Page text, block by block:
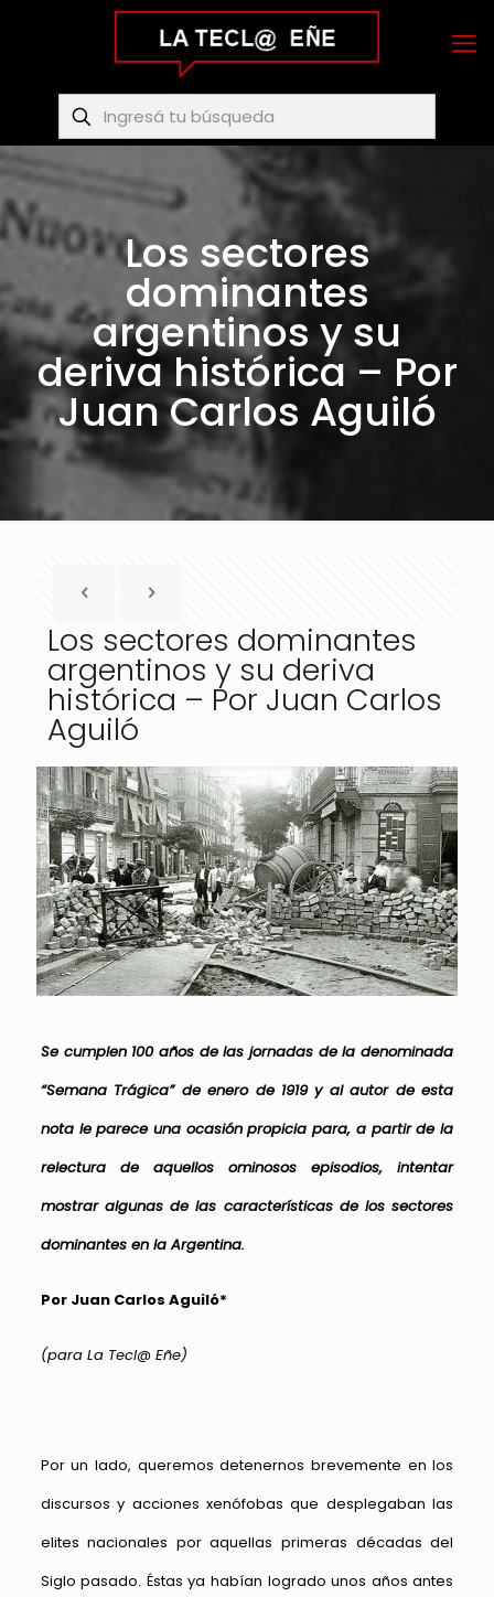
Los sectores
dominantes
argentinos y su
deriva histórica – Por
Juan Carlos Aguiló
Los sectores dominantes
argentinos y su deriva
histórica – Por Juan Carlos
Aguiló
Se cumplen 100 años de las jornadas de la denominada
“Semana Trágica” de enero de 1919 y al autor de esta
nota le parece una ocasión propicia para, a partir de la
relectura de aquellos ominosos episodios, intentar
mostrar algunas de las características de los sectores
dominantes en la Argentina.
Por Juan Carlos Aguiló*
(para La Tecl@ Eñe)
Por un lado, queremos detenernos brevemente en los
discursos y acciones xenófobas que desplegaban las
elites nacionales por aquellas primeras décadas del
Siglo pasado. Éstas ya habían logrado unos años antes